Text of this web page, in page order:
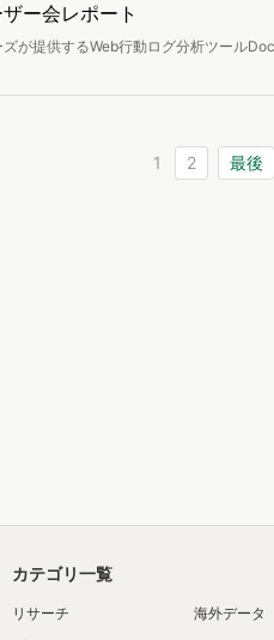
ー会レポート
が提供するWeb行動ログ分析ツール
入事例として日本ペットフード株式
ポートします。
1 2 最後
カテゴリ一覧
リサーチ
海外データ